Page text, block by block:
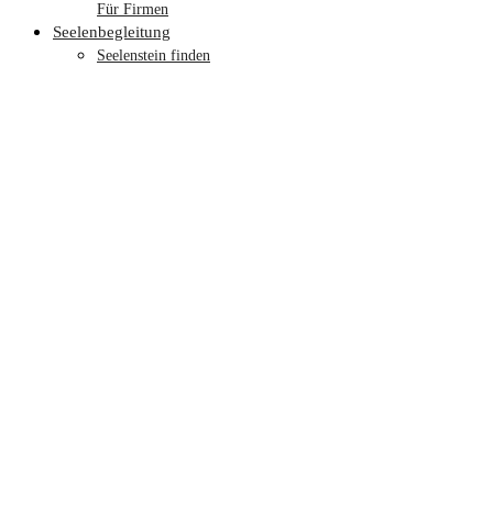
Für Firmen
Seelenbegleitung
Seelenstein finden